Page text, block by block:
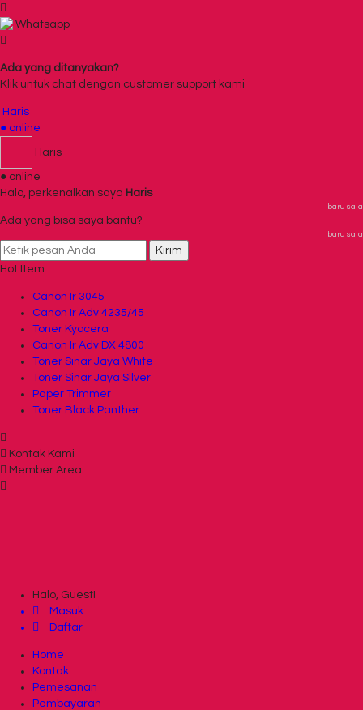
Whatsapp
Ada yang ditanyakan?
Klik untuk chat dengan customer support kami
Haris
● online
Haris
● online
Halo, perkenalkan saya Haris
baru saja
Ada yang bisa saya bantu?
baru saja
Kirim
Hot Item
Canon Ir 3045
Canon Ir Adv 4235/45
Toner Kyocera
Canon Ir Adv DX 4800
Toner Sinar Jaya White
Toner Sinar Jaya Silver
Paper Trimmer
Toner Black Panther
Kontak Kami
Member Area
Halo, Guest!
Masuk
Daftar
Home
Kontak
Pemesanan
Pembayaran